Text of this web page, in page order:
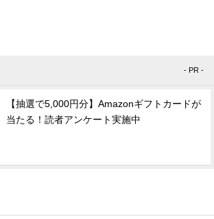
- PR -
【抽選で5,000円分】Amazonギフトカードが
当たる！読者アンケート実施中